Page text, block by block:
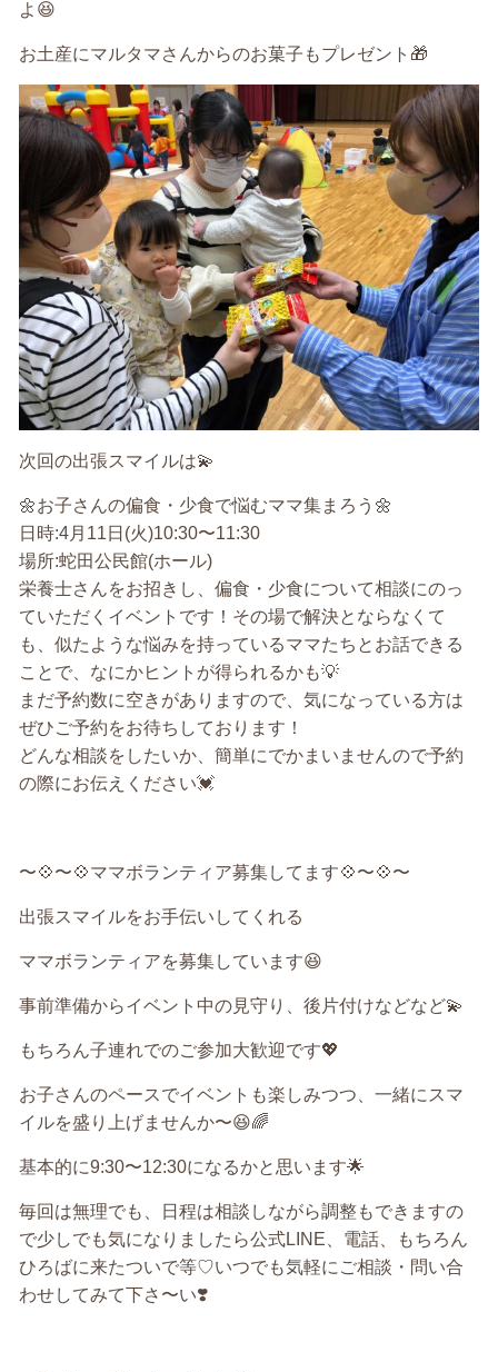
よ😆
お土産にマルタマさんからのお菓子もプレゼント🎁
次回の出張スマイルは💫
🌼お子さんの偏食・少食で悩むママ集まろう🌼
日時:4月11日(火)10:30〜11:30
場所:蛇田公民館(ホール)
栄養士さんをお招きし、偏食・少食について相談にのっ
ていただくイベントです！その場で解決とならなくて
も、似たような悩みを持っているママたちとお話できる
ことで、なにかヒントが得られるかも💡
まだ予約数に空きがありますので、気になっている方は
ぜひご予約をお待ちしております！
どんな相談をしたいか、簡単にでかまいませんので予約
の際にお伝えください💓
〜💠〜💠ママボランティア募集してます💠〜💠〜
出張スマイルをお手伝いしてくれる
ママボランティアを募集しています😆
事前準備からイベント中の見守り、後片付けなどなど💫
もちろん子連れでのご参加大歓迎です💖
お子さんのペースでイベントも楽しみつつ、一緒にスマ
イルを盛り上げませんか〜😆🌈
基本的に9:30〜12:30になるかと思います🌟
毎回は無理でも、日程は相談しながら調整もできますの
で少しでも気になりましたら公式LINE、電話、もちろん
ひろばに来たついで等♡いつでも気軽にご相談・問い合
わせしてみて下さ〜い❣️